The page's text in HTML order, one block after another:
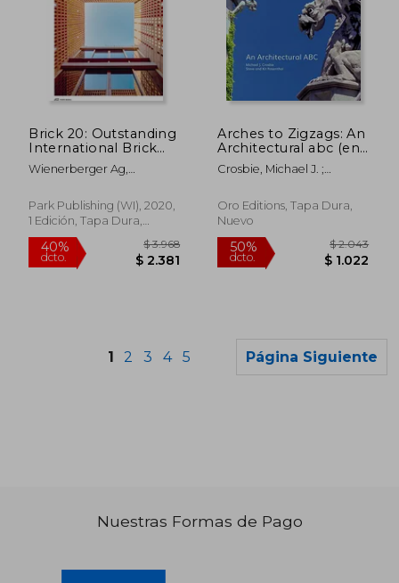
50% $ 3.874 50%
Brick 20: Outstanding
International Brick
Architecture (en
Inglés)
Wienerberger Ag,
Park Publishing (WI), 2020,
1 Edición, Tapa Dura,
Nuevo
Arches to Zigzags: An
Architectural abc (en
Inglés)
Crosbie, Michael J. ;
Brooke
Oro Editions, Tapa Dura,
Nuevo
1 2 3 4 5 Página Siguiente
Nuestras Formas de Pago